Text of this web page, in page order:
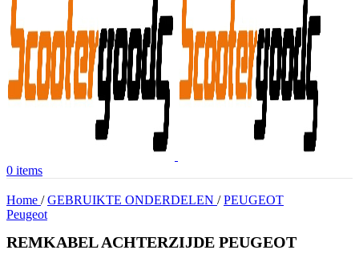
0 items
Home / GEBRUIKTE ONDERDELEN / PEUGEOT
Peugeot
REMKABEL ACHTERZIJDE PEUGEOT